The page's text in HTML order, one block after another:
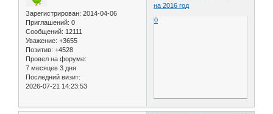
Зарегистрирован: 2014-04-06
Приглашений: 0
Сообщений: 12111
Уважение: +3655
Позитив: +4528
Провел на форуме:
7 месяцев 3 дня
Последний визит:
2026-07-21 14:23:53
на 2016 год
0